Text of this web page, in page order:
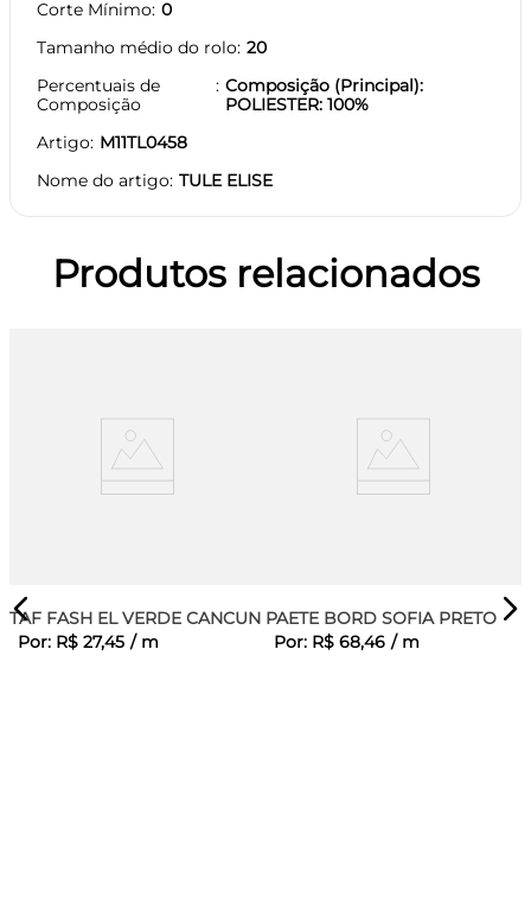
Corte Mínimo 0
Tamanho médio do rolo 20
Percentuais de
Composição
Composição (Principal):
POLIESTER: 100%
Artigo M11TL0458
Nome do artigo TULE ELISE
Produtos relacionados
TAF FASH EL VERDE CANCUN
Por: R$ 27,45 / m
PAETE BORD SOFIA PRETO
Por: R$ 68,46 / m